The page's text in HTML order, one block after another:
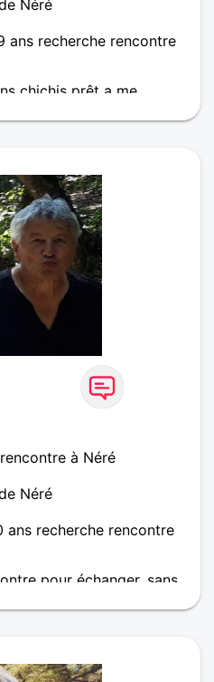
Néré
ans recherche rencontre
chichis prêt a me
photographe et j'ai
à Néré
Néré
ans recherche rencontre
pour échanger, sans